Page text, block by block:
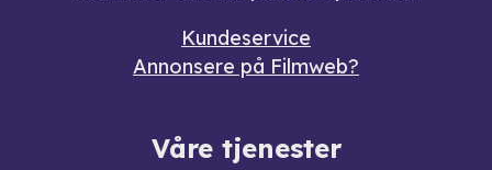
Kundeservice
Annonsere på Filmweb?
Våre tjenester